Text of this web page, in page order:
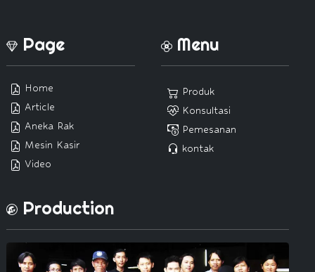
Page
Home
Article
Aneka Rak
Mesin Kasir
Video
Menu
Produk
Konsultasi
Pemesanan
kontak
Production